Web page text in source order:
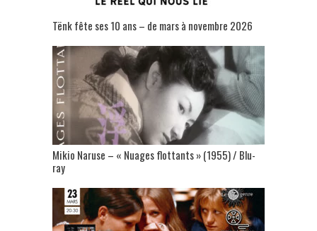
Tënk fête ses 10 ans – de mars à novembre 2026
Mikio Naruse – « Nuages flottants » (1955) / Blu-
ray